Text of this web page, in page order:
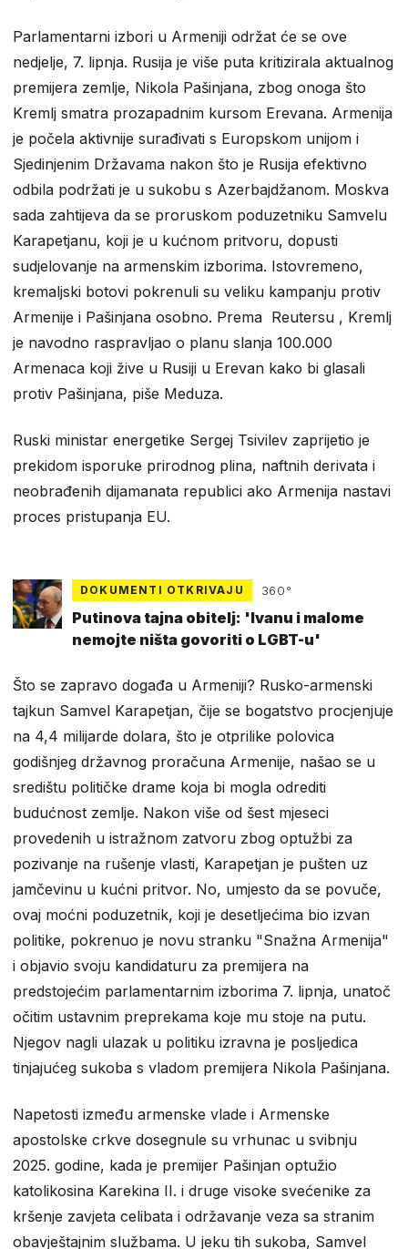
Parlamentarni izbori u Armeniji održat će se ove
nedjelje, 7. lipnja. Rusija je više puta kritizirala aktualnog
premijera zemlje, Nikola Pašinjana, zbog onoga što
Kremlj smatra prozapadnim kursom Erevana. Armenija
je počela aktivnije surađivati ​​s Europskom unijom i
Sjedinjenim Državama nakon što je Rusija efektivno
odbila podržati je u sukobu s Azerbajdžanom. Moskva
sada zahtijeva da se proruskom poduzetniku Samvelu
Karapetjanu, koji je u kućnom pritvoru, dopusti
sudjelovanje na armenskim izborima. Istovremeno,
kremaljski botovi pokrenuli su veliku kampanju protiv
Armenije i Pašinjana osobno. Prema Reutersu , Kremlj
je navodno raspravljao o planu slanja 100.000
Armenaca koji žive u Rusiji u Erevan kako bi glasali
protiv Pašinjana, piše Meduza.
Ruski ministar energetike Sergej Tsivilev zaprijetio je
prekidom isporuke prirodnog plina, naftnih derivata i
neobrađenih dijamanata republici ako Armenija nastavi
proces pristupanja EU.
DOKUMENTI OTKRIVAJU 360°
Putinova tajna obitelj: 'Ivanu i malome
nemojte ništa govoriti o LGBT-u'
Što se zapravo događa u Armeniji? Rusko-armenski
tajkun Samvel Karapetjan, čije se bogatstvo procjenjuje
na 4,4 milijarde dolara, što je otprilike polovica
godišnjeg državnog proračuna Armenije, našao se u
središtu političke drame koja bi mogla odrediti
budućnost zemlje. Nakon više od šest mjeseci
provedenih u istražnom zatvoru zbog optužbi za
pozivanje na rušenje vlasti, Karapetjan je pušten uz
jamčevinu u kućni pritvor. No, umjesto da se povuče,
ovaj moćni poduzetnik, koji je desetljećima bio izvan
politike, pokrenuo je novu stranku "Snažna Armenija"
i objavio svoju kandidaturu za premijera na
predstojećim parlamentarnim izborima 7. lipnja, unatoč
očitim ustavnim preprekama koje mu stoje na putu.
Njegov nagli ulazak u politiku izravna je posljedica
tinjajućeg sukoba s vladom premijera Nikola Pašinjana.
Napetosti između armenske vlade i Armenske
apostolske crkve dosegnule su vrhunac u svibnju
2025. godine, kada je premijer Pašinjan optužio
katolikosina Karekina II. i druge visoke svećenike za
kršenje zavjeta celibata i održavanje veza sa stranim
obavještajnim službama. U jeku tih sukoba, Samvel